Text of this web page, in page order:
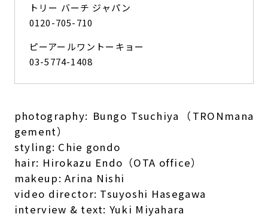
トリー バーチ ジャパン
0120-705-710
ピーアールワントーキョー
03-5774-1408
photography: Bungo Tsuchiya（TRONmana
gement）
styling: Chie gondo
hair: Hirokazu Endo（OTA office）
makeup: Arina Nishi
video director: Tsuyoshi Hasegawa
interview & text: Yuki Miyahara